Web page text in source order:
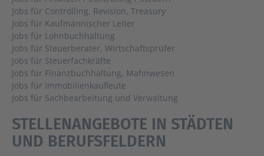
Jobs für Controlling, Revision, Treasury
Jobs für Kaufmännischer Leiter
Jobs für Lohnbuchhaltung
Jobs für Steuerberater, Wirtschaftsprüfer
Jobs für Steuerfachkräfte
Jobs für Finanzbuchhaltung, Mahnwesen
Jobs für Immobilienkaufleute
Jobs für Sachbearbeitung und Verwaltung
STELLENANGEBOTE IN STÄDTEN
UND BERUFSFELDERN